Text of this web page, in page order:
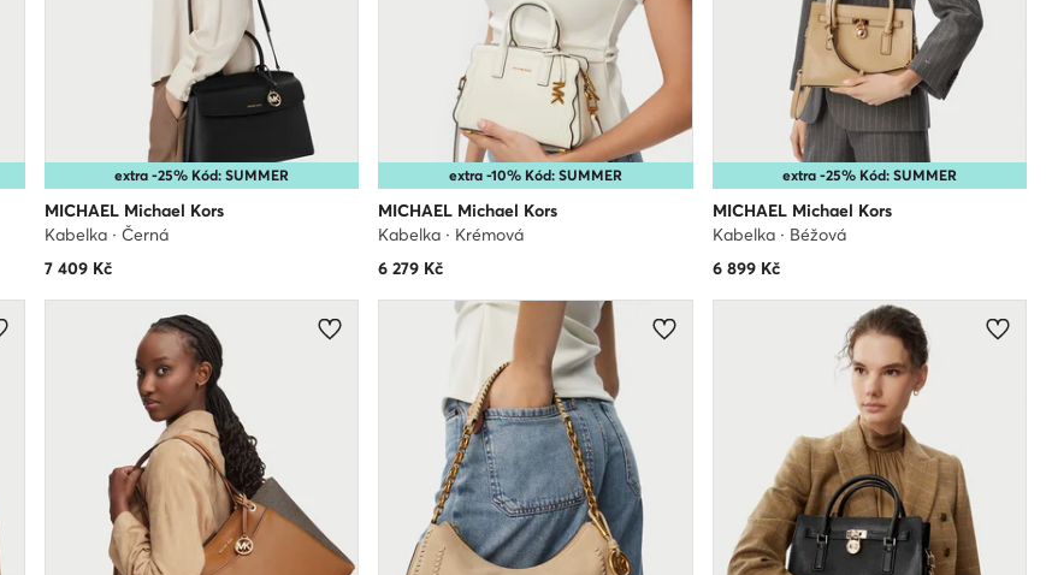
extra -25% Kód: SUMMER
MICHAEL Michael Kors
Kabelka · Černá
7 409Kč
extra -10% Kód: SUMMER
MICHAEL Michael Kors
Kabelka · Krémová
6 279 Kč
extra -25% Kód: SUMMER
MICHAEL Michael Kors
Kabelka · Béžová
6 899Kč